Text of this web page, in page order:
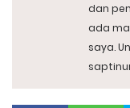
dan
ada
saya.